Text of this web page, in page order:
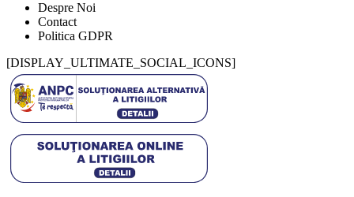
Despre Noi
Contact
Politica GDPR
[DISPLAY_ULTIMATE_SOCIAL_ICONS]